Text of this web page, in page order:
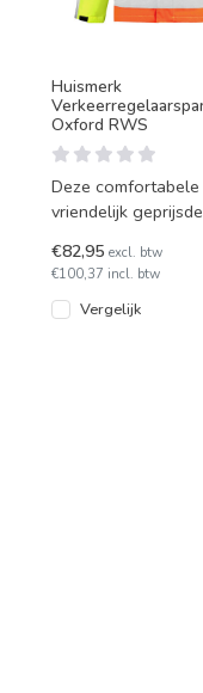
Huismerk
Oxford RWS
Deze comfortabele
vriendelijk
van Rijkswaterstaat
€82,95excl. btw
€100,37 incl. btw
Vergelijk